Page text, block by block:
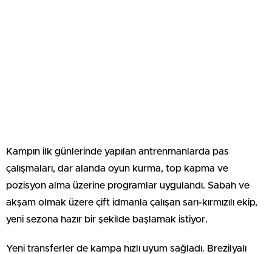
Kampın ilk günlerinde yapılan antrenmanlarda pas
çalışmaları, dar alanda oyun kurma, top kapma ve
pozisyon alma üzerine programlar uygulandı. Sabah ve
akşam olmak üzere çift idmanla çalışan sarı-kırmızılı ekip,
yeni sezona hazır bir şekilde başlamak istiyor.
Yeni transferler de kampa hızlı uyum sağladı. Brezilyalı